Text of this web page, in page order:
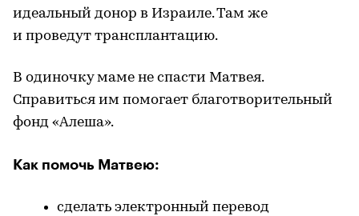
идеальный донор в Израиле. Там же
и проведут трансплантацию.
В одиночку маме не спасти Матвея.
Справиться им помогает благотворительный
фонд «Алеша».
Как помочь Матвею:
сделать электронный перевод